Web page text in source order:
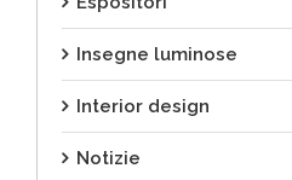
Insegne luminose
Interior design
Notizie